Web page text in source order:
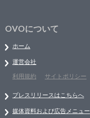
OVOについて
ホーム
運営会社
利用規約
サイトポリシー
プレスリリースはこちらへ
媒体資料および広告メニュー